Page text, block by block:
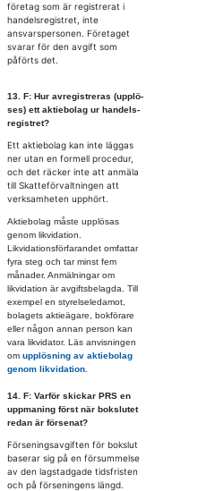
företag som är registrerat i
handelsregistret, inte
ansvarspersonen. Företaget
svarar för den avgift som
påförts det.
13. F: Hur av­re­gi­stre­ras (upp­lö­
ses) ett ak­tie­bo­lag ur han­dels­
re­gist­ret?
Ett aktiebolag kan inte läggas
ner utan en formell procedur,
och det räcker inte att anmäla
till Skatteförvaltningen att
verksamheten upphört.
Aktiebolag måste upplösas
genom likvidation.
Likvidationsförfarandet omfattar
fyra steg och tar minst fem
månader. Anmälningar om
likvidation är avgiftsbelagda. Till
exempel en styrelseledamot,
bolagets aktieägare, bokförare
eller någon annan person kan
vara likvidator. Läs anvisningen
om upplösning av aktiebolag
genom likvidation.
14. F: Varför skickar PRS en
uppmaning först när bokslutet
redan är försenat?
Förseningsavgiften för bokslut
baserar sig på en försummelse
av den lagstadgade tidsfristen
och på förseningens längd.